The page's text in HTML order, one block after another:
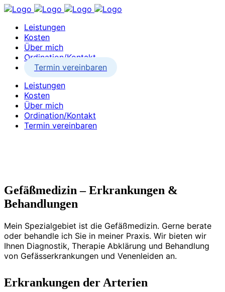
Leistungen
Kosten
Über mich
Ordination/Kontakt
Termin vereinbaren
Leistungen
Kosten
Über mich
Ordination/Kontakt
Termin vereinbaren
Gefäßmedizin – Erkrankungen &
Behandlungen
Mein Spezialgebiet ist die Gefäßmedizin. Gerne berate
oder behandle ich Sie in meiner Praxis. Wir bieten wir
Ihnen Diagnostik, Therapie Abklärung und Behandlung
von Gefässerkrankungen und Venenleiden an.
Erkrankungen der Arterien